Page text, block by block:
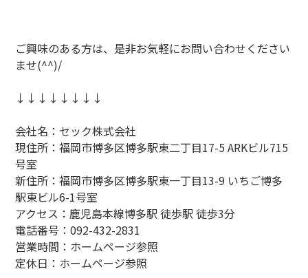
ご興味のある方は、是非お気軽にお問い合わせください
ませ(^^)/
↓↓↓↓↓↓↓↓
会社名：セック株式会社
現住所：福岡市博多区博多駅東二丁目17-5 ARKビル715
号室
新住所：福岡市博多区博多駅東一丁目13-9 いちご博多
駅東ビル6-1号室
アクセス：鹿児島本線博多駅 徒歩駅 徒歩3分
電話番号：092-432-2831
営業時間：ホームページ参照
定休日：ホームページ参照